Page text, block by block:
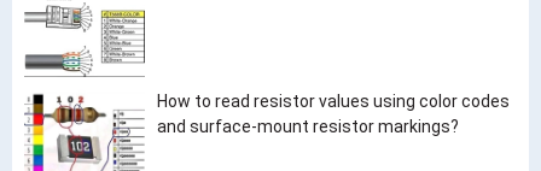
How to read resistor values using color codes
and surface-mount resistor markings?